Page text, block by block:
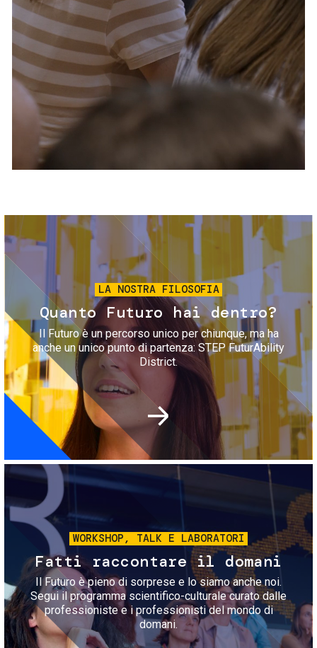
Servizi e accessibilità
Contatti
FAQ
Biglietti
Immagine
LA NOSTRA FILOSOFIA
Quanto Futuro hai dentro?
Il Futuro è un percorso unico per chiunque, ma ha
anche un unico punto di partenza: STEP FuturAbility
District.
Immagine
WORKSHOP, TALK E LABORATORI
Fatti raccontare il domani
Il Futuro è pieno di sorprese e lo siamo anche noi.
Segui il programma scientifico-culturale curato dalle
professioniste e i professionisti del mondo di
domani.